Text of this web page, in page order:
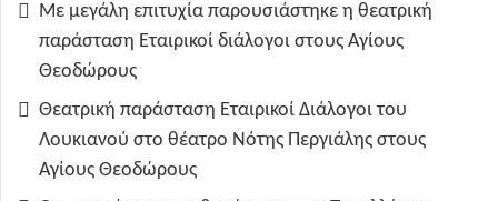
Με μεγάλη επιτυχία παρουσιάστηκε η θεατρική
παράσταση Εταιρικοί διάλογοι στους Αγίους
Θεοδώρους
Θεατρική παράσταση Εταιρικοί Διάλογοι του
Λουκιανού στο θέατρο Νότης Περγιάλης στους
Αγίους Θεοδώρους